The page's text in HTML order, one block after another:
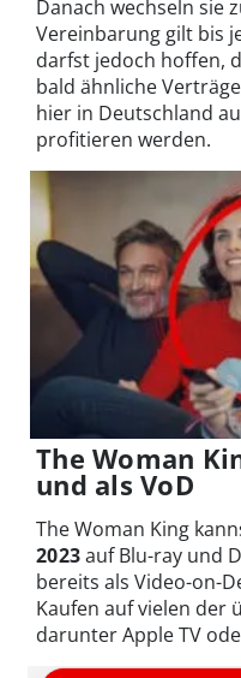
Danach wechseln sie
Vereinbarung gilt bis
darfst jedoch hoffen,
bald ähnliche
hier in Deutschland
profitieren werden.
The Woman
und als VoD
The Woman King
2023auf Blu-ray und
bereits als Video-on-
Kaufen auf vielen der
darunter Apple TV